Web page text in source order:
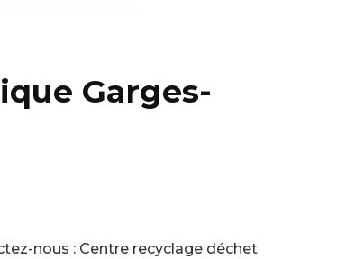
Garges-
nous : Centre recyclage déchet